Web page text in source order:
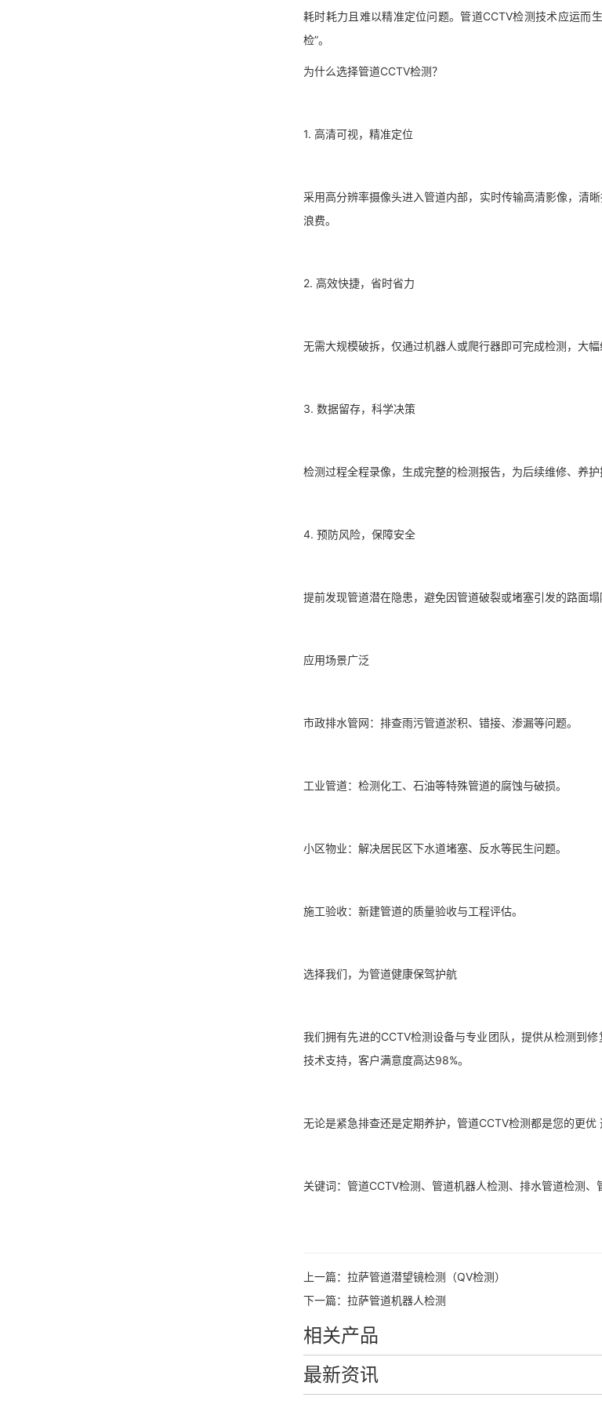
耗时耗力且难以精准定位问题。管道CCTV检测技术应运而
检”。
为什么选择管道CCTV检测？
1. 高清可视，精准定位
采用高分辨率摄像头进入管道内部，实时传输高清影像，清
浪费。
2. 高效快捷，省时省力
无需大规模破拆，仅通过机器人或爬行器即可完成检测，大
3. 数据留存，科学决策
检测过程全程录像，生成完整的检测报告，为后续维修、养
4. 预防风险，保障安全
提前发现管道潜在隐患，避免因管道破裂或堵塞引发的路面
应用场景广泛
市政排水管网：排查雨污管道淤积、错接、渗漏等问题。
工业管道：检测化工、石油等特殊管道的腐蚀与破损。
小区物业：解决居民区下水道堵塞、反水等民生问题。
施工验收：新建管道的质量验收与工程评估。
选择我们，为管道健康保驾护航
我们拥有先进的CCTV检测设备与专业团队，提供从检测到
技术支持，客户满意度高达98%。
无论是紧急排查还是定期养护，管道CCTV检测都是您的更
关键词：管道CCTV检测、管道机器人检测、排水管道检测
上一篇： 拉萨管道潜望镜检测（QV检测）
下一篇： 拉萨管道机器人检测
相关产品
最新资讯